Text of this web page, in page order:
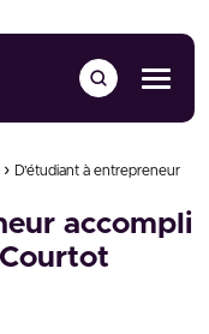
Menu
› D’étudiant à entrepreneur
accompli